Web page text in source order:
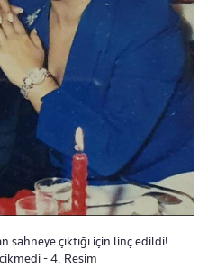
sahneye çıktığı için linç edildi!
- 4. Resim